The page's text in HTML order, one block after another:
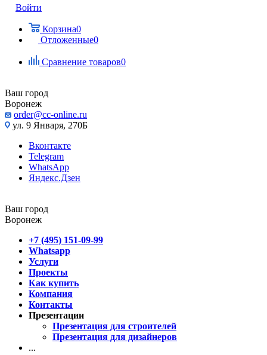
Войти
Корзина0
Отложенные0
Сравнение товаров0
Ваш город
Воронеж
order@cc-online.ru
ул. 9 Января, 270Б
Вконтакте
Telegram
WhatsApp
Яндекс.Дзен
Ваш город
Воронеж
+7 (495) 151-09-99
Whatsapp
Услуги
Проекты
Как купить
Компания
Контакты
Презентации
Презентация для строителей
Презентация для дизайнеров
...